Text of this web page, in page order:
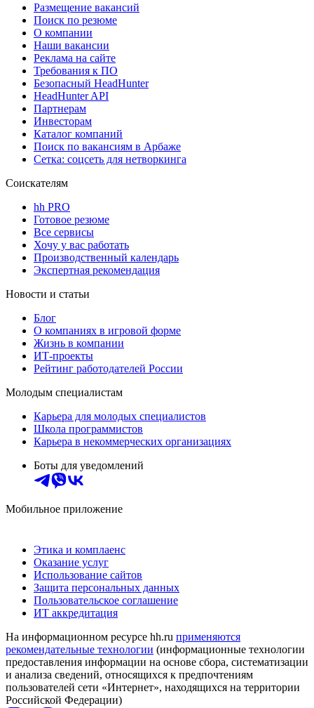
Размещение вакансий
Поиск по резюме
О компании
Наши вакансии
Реклама на сайте
Требования к ПО
Безопасный HeadHunter
HeadHunter API
Партнерам
Инвесторам
Каталог компаний
Поиск по вакансиям в Арбаже
Сетка: соцсеть для нетворкинга
Соискателям
hh PRO
Готовое резюме
Все сервисы
Хочу у вас работать
Производственный календарь
Экспертная рекомендация
Новости и статьи
Блог
О компаниях в игровой форме
Жизнь в компании
ИТ-проекты
Рейтинг работодателей России
Молодым специалистам
Карьера для молодых специалистов
Школа программистов
Карьера в некоммерческих организациях
Боты для уведомлений
Мобильное приложение
Этика и комплаенс
Оказание услуг
Использование сайтов
Защита персональных данных
Пользовательское соглашение
ИТ аккредитация
На информационном ресурсе hh.ru применяются
рекомендательные технологии (информационные технологии
предоставления информации на основе сбора, систематизации
и анализа сведений, относящихся к предпочтениям
пользователей сети «Интернет», находящихся на территории
Российской Федерации)